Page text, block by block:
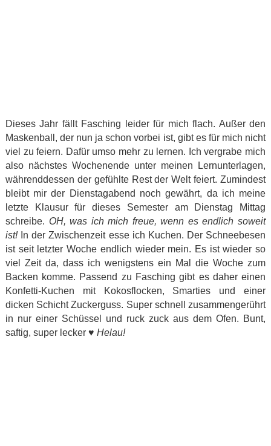
Dieses Jahr fällt Fasching leider für mich flach. Außer den
Maskenball, der nun ja schon vorbei ist, gibt es für mich nicht
viel zu feiern. Dafür umso mehr zu lernen. Ich vergrabe mich
also nächstes Wochenende unter meinen Lernunterlagen,
währenddessen der gefühlte Rest der Welt feiert. Zumindest
bleibt mir der Dienstagabend noch gewährt, da ich meine
letzte Klausur für dieses Semester am Dienstag Mittag
schreibe. OH, was ich mich freue, wenn es endlich soweit
ist!In der Zwischenzeit esse ich Kuchen. Der Schneebesen
ist seit letzter Woche endlich wieder mein. Es ist wieder so
viel Zeit da, dass ich wenigstens ein Mal die Woche zum
Backen komme. Passend zu Fasching gibt es daher einen
Konfetti-Kuchen mit Kokosflocken, Smarties und einer
dicken Schicht Zuckerguss. Super schnell zusammengerührt
in nur einer Schüssel und ruck zuck aus dem Ofen. Bunt,
saftig, super lecker ♥ Helau!